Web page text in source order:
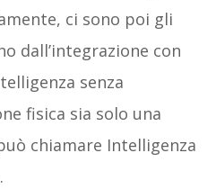
ci sono poi gli
dall’integrazione con
senza
fisica sia solo una
chiamare Intelligenza